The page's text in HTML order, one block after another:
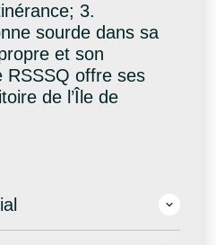
3.
sourde dans sa
et son
RSSSQ offre ses
de l’Île de